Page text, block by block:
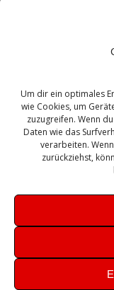
Um dir ein optimales
wie Cookies, um
zuzugreifen. Wenn
Daten wie das
verarbeiten.
zurückziehst,
Sanierung SBS
Sicherung
Update
VMWare